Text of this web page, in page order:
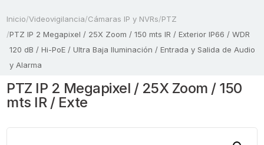
Inicio/Videovigilancia/Cámaras IP y NVRs/PTZ
/PTZ IP 2 Megapixel / 25X Zoom / 150 mts IR / Exterior IP66 / WDR
120 dB / Hi-PoE / Ultra Baja Iluminación / Entrada y Salida de Audio
y Alarma
PTZ IP 2 Megapixel / 25X Zoom / 150
mts IR / Exte